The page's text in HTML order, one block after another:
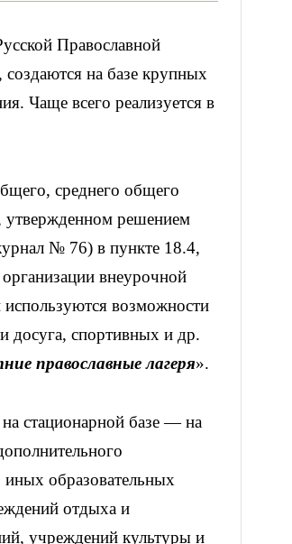
Православной
на базе крупных
Чаще всего реализуется в
среднего общего
утвержденном решением
№ 76) в пункте 18.4,
внеурочной
используются возможности
досуга, спортивных и др.
православные лагеря».
стационарной базе — на
иных образовательных
отдыха и
учреждений культуры и